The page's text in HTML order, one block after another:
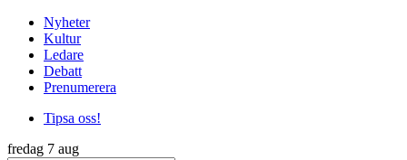
Nyheter
Kultur
Ledare
Debatt
Prenumerera
Tipsa oss!
fredag 7 aug